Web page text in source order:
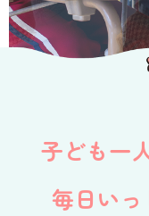
子ども一
毎日いっ